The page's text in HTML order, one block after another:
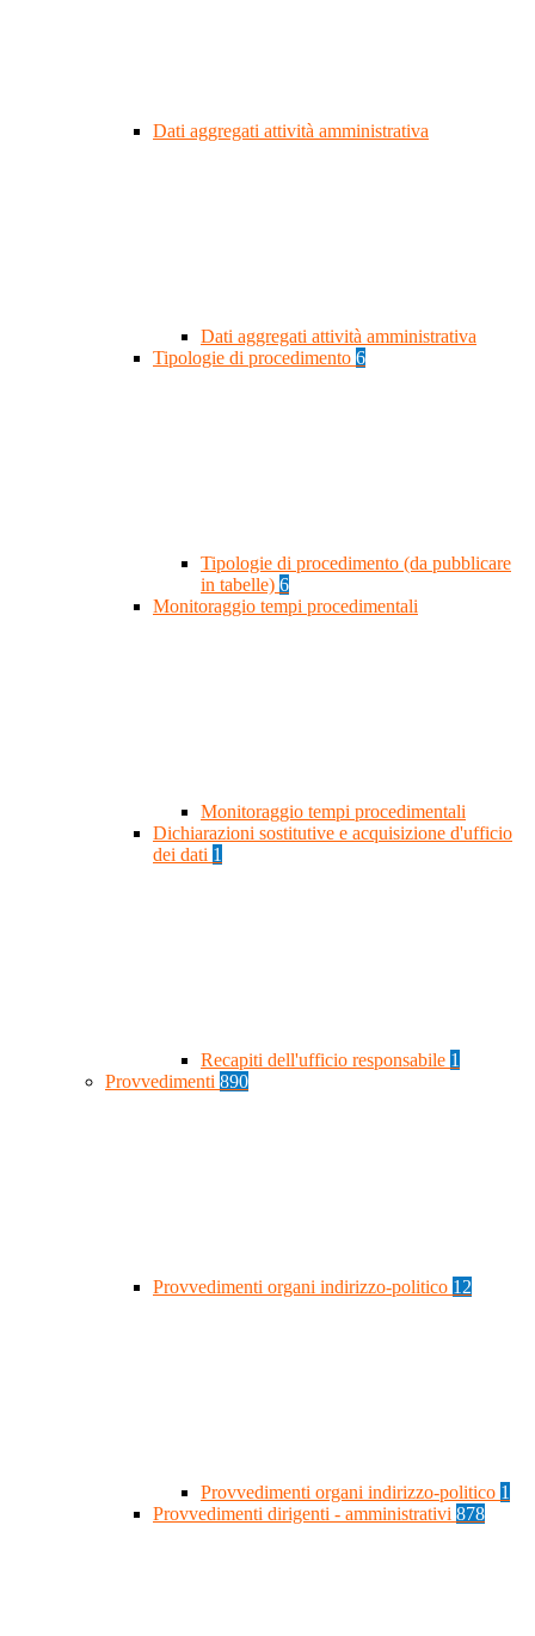
Dati aggregati attività amministrativa
Dati aggregati attività amministrativa
Tipologie di procedimento 6
Tipologie di procedimento (da pubblicare
in tabelle) 6
Monitoraggio tempi procedimentali
Monitoraggio tempi procedimentali
Dichiarazioni sostitutive e acquisizione d'ufficio
dei dati 1
Recapiti dell'ufficio responsabile 1
Provvedimenti 890
Provvedimenti organi indirizzo-politico 12
Provvedimenti organi indirizzo-politico 1
Provvedimenti dirigenti - amministrativi 878